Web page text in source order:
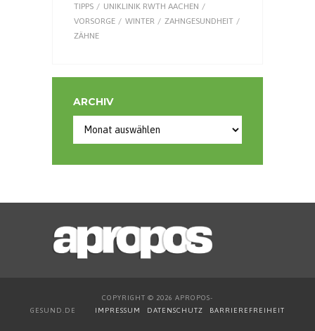
TIPPS
UNIKLINIK RWTH AACHEN
VORSORGE
WINTER
ZAHNGESUNDHEIT
ZÄHNE
ARCHIV
COPYRIGHT © 2026 APROPOS-
GESUND.DE IMPRESSUM DATENSCHUTZ BARRIEREFREIHEIT